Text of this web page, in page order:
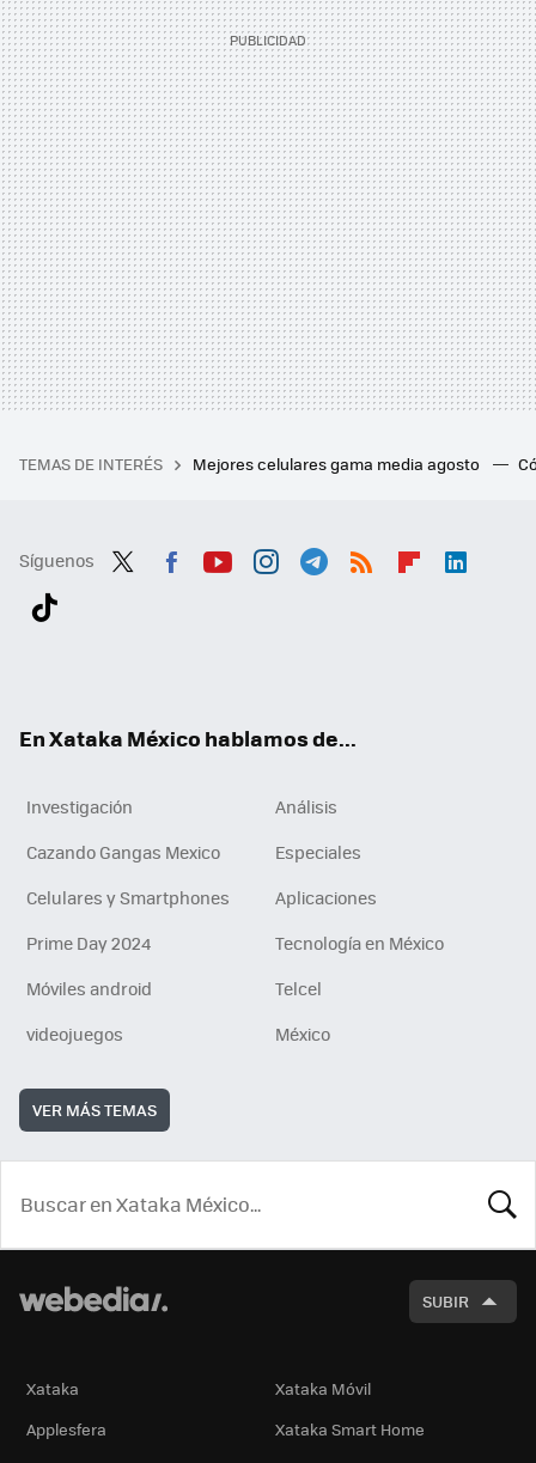
TEMAS DE INTERÉS Mejores celulares gama media agosto
Síguenos
En Xataka México hablamos de...
Investigación
Análisis
Cazando Gangas Mexico
Especiales
Celulares y Smartphones
Aplicaciones
Prime Day 2024
Tecnología en México
Móviles android
Telcel
videojuegos
México
VER MÁS TEMAS
SUBIR
Xataka
Xataka Móvil
Applesfera
Xataka Smart Home